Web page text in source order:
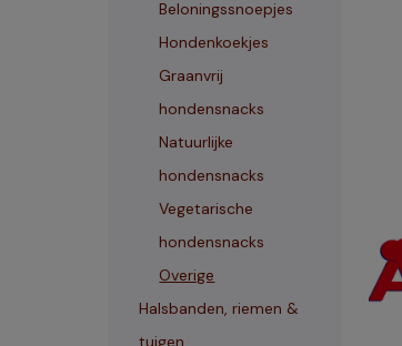
Beloningssnoepjes
Hondenkoekjes
Graanvrij
hondensnacks
Natuurlijke
hondensnacks
Vegetarische
hondensnacks
Overige
Halsbanden, riemen &
tuigen